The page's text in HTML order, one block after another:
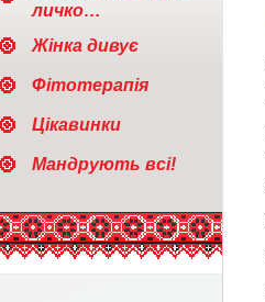
личко…
Жінка дивує
Фітотерапія
Цікавинки
Мандрують всі!